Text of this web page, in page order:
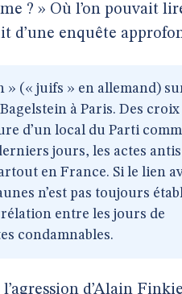
? » Où l’on pouvait
d’une enquête
» (« juifs » en allemand)
à Paris. Des croix
d’un local du Parti
jours, les actes
en France. Si le lien
n’est pas toujours
entre les jours de
condamnables.
d’Alain